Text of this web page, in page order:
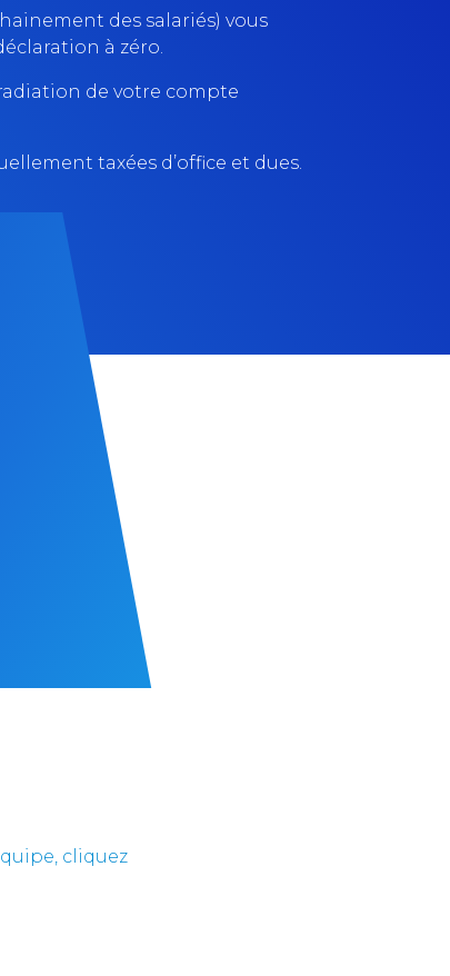
des salariés) vous
à zéro.
de votre compte
taxées d’office et dues.
cliquez